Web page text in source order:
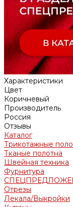
Характеристики
Цвет
Коричневый
Производитель
Россия
Отзывы
Каталог
Трикотажные
Тканые полотна
Швейная техника
Фурнитура
Отрезы
Лекала/Выкройки